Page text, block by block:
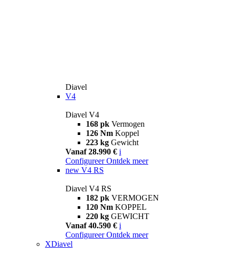
Diavel
V4
Diavel V4
168 pk Vermogen
126 Nm Koppel
223 kg Gewicht
Vanaf 28.990 € i
Configureer Ontdek meer
new V4 RS
Diavel V4 RS
182 pk VERMOGEN
120 Nm KOPPEL
220 kg GEWICHT
Vanaf 40.590 € i
Configureer Ontdek meer
XDiavel